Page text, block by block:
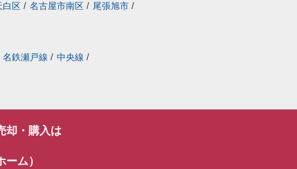
白区 / 名古屋市南区 / 尾張旭市 /
名鉄瀬戸線 / 中央線 /
却・購入は
ム）